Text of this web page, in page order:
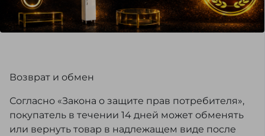
Возврат и обмен
Согласно «Закона о защите прав потребителя»,
покупатель в течении 14 дней может обменять
или вернуть товар в надлежащем виде после